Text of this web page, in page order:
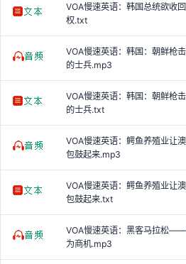
VOA慢速英语：韩国总统欲收
权.txt
VOA慢速英语：韩国：朝鲜枪
的士兵.mp3
VOA慢速英语：韩国：朝鲜枪
的士兵.txt
VOA慢速英语：鳄鱼养殖业让
包鼓起来.mp3
VOA慢速英语：鳄鱼养殖业让
包鼓起来.txt
VOA慢速英语：黑客马拉松
为商机.mp3